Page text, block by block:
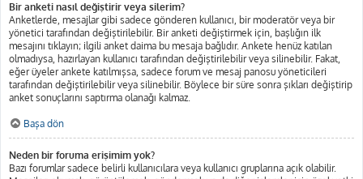
Bir anketi nasıl değiştirir veya silerim?
Anketlerde, mesajlar gibi sadece gönderen kullanıcı, bir moderatör veya bir
yönetici tarafından değiştirilebilir. Bir anketi değiştirmek için, başlığın ilk
mesajını tıklayın; ilgili anket daima bu mesaja bağlıdır. Ankete henüz katılan
olmadıysa, hazırlayan kullanıcı tarafından değiştirilebilir veya silinebilir. Fakat,
eğer üyeler ankete katılmışsa, sadece forum ve mesaj panosu yöneticileri
tarafından değiştirilebilir veya silinebilir. Böylece bir süre sonra şıkları değiştirip
anket sonuçlarını saptırma olanağı kalmaz.
Başa dön
Neden bir foruma erişimim yok?
Bazı forumlar sadece belirli kullanıcılara veya kullanıcı gruplarına açık olabilir.